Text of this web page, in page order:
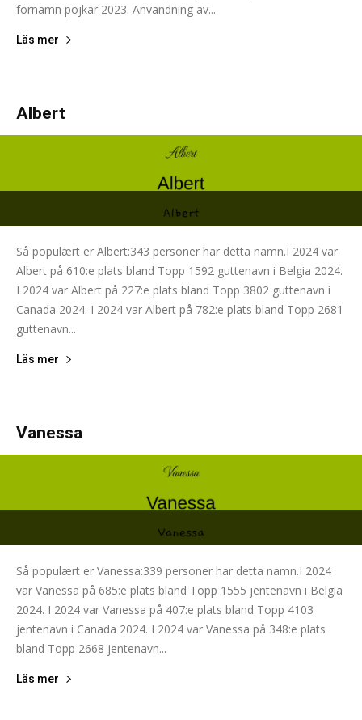
förnamn pojkar 2023. Användning av...
Läs mer
Albert
Så populært er Albert:343 personer har detta namn.I 2024 var
Albert på 610:e plats bland Topp 1592 guttenavn i Belgia 2024.
I 2024 var Albert på 227:e plats bland Topp 3802 guttenavn i
Canada 2024. I 2024 var Albert på 782:e plats bland Topp 2681
guttenavn...
Läs mer
Vanessa
Så populært er Vanessa:339 personer har detta namn.I 2024
var Vanessa på 685:e plats bland Topp 1555 jentenavn i Belgia
2024. I 2024 var Vanessa på 407:e plats bland Topp 4103
jentenavn i Canada 2024. I 2024 var Vanessa på 348:e plats
bland Topp 2668 jentenavn...
Läs mer